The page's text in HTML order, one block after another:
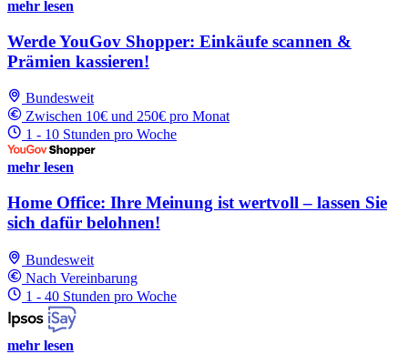
mehr lesen
Werde YouGov Shopper: Einkäufe scannen &
Prämien kassieren!
Bundesweit
Zwischen 10€ und 250€ pro Monat
1 - 10 Stunden pro Woche
mehr lesen
Home Office: Ihre Meinung ist wertvoll – lassen Sie
sich dafür belohnen!
Bundesweit
Nach Vereinbarung
1 - 40 Stunden pro Woche
mehr lesen